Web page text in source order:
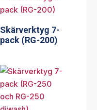
Skärverktyg 7-
pack (RG-200)